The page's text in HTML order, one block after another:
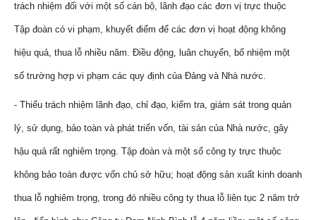
trách nhiệm đối với một số cán bộ, lãnh đạo các đơn vị trực thuộc
Tập đoàn có vi phạm, khuyết điểm để các đơn vị hoạt động không
hiệu quả, thua lỗ nhiều năm. Điều động, luân chuyển, bổ nhiệm một
số trường hợp vi phạm các quy định của Đảng và Nhà nước.
- Thiếu trách nhiệm lãnh đạo, chỉ đạo, kiểm tra, giám sát trong quản
lý, sử dụng, bảo toàn và phát triển vốn, tài sản của Nhà nước, gây
hậu quả rất nghiêm trọng. Tập đoàn và một số công ty trực thuộc
không bảo toàn được vốn chủ sở hữu; hoạt động sản xuất kinh doanh
thua lỗ nghiêm trọng, trong đó nhiều công ty thua lỗ liên tục 2 năm trở